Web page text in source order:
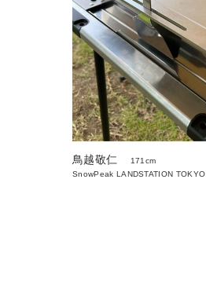
鳥越敬仁
171cm
SnowPeak LANDSTATION TOKYO